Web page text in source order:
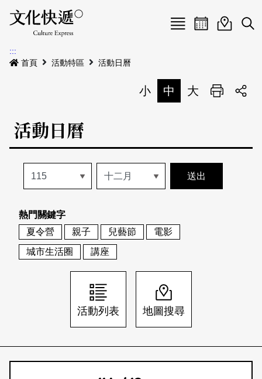
Menu
最新公告
本期專題
歷史專題
活動特區
活動列表
地圖搜尋
關於我們
關於我們
刊物索取地點
會員基本資料
刊登活動
網站導覽 English
日本語 登入/註冊
活動日曆活動地圖
展
:::
首頁
活動特區 活動日曆
小 中 大 列印
活動日曆
熱門關鍵字
夏令營
親子 兒藝節
電影
城市生活圈
講座
活動列表 地圖搜尋